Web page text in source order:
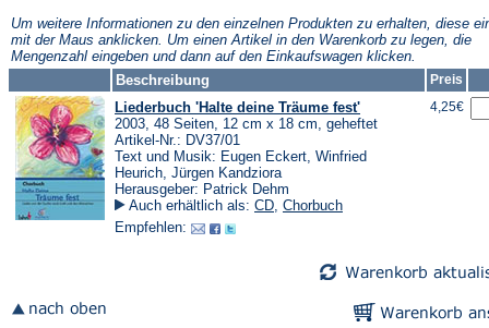
Tab)
Tab)
Um weitere Informationen zu den einzelnen Produkten zu erhalten, diese
mit der Maus anklicken. Um einen Artikel in den Warenkorb zu legen, die
Mengenzahl eingeben und dann auf den Einkaufswagen klicken.
Beschreibung
Preis
Liederbuch 'Halte deine Träume fest'
2003, 48 Seiten, 12 cm x 18 cm, geheftet
Artikel-Nr.: DV37/01
Text und Musik: Eugen Eckert, Winfried
Heurich, Jürgen Kandziora
Herausgeber: Patrick Dehm
Auch erhältlich als: CD, Chorbuch
Empfehlen:
4,25€